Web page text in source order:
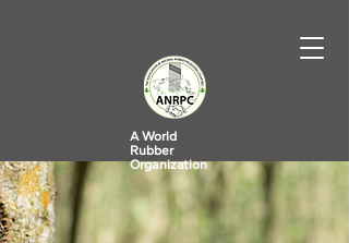
A World
Rubber
Organization